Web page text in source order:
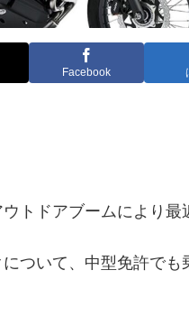
Facebook
トドアブームにより
ついて、中型免許で